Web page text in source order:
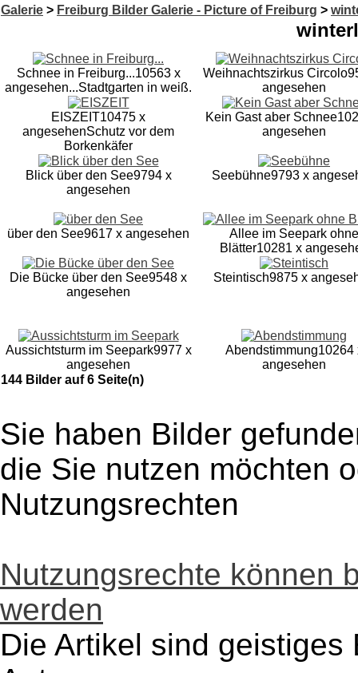
Galerie > Freiburg Bilder Galerie - Picture of Freiburg >
Schnee in Freiburg...10563 x
angesehen...Stadtgarten in weiß.
Weihnachtszirkus Circolo
angesehen
EISZEIT10475 x
angesehenSchutz vor dem
Borkenkäfer
Kein Gast aber Schnee
angesehen
Blick über den See9794 x
angesehen
Seebühne9793 x
über den See9617 x angesehen
Allee im Seepark ohne
Blätter10281 x
Die Bücke über den See9548 x
angesehen
Steintisch9875 x
Aussichtsturm im Seepark9977 x
angesehen
Abendstimmung10264
angesehen
144 Bilder auf 6 Seite(n)
Sie haben Bilder
die Sie nutzen möchten
Nutzungsrechten
Nutzungsrechte können
werden
Die Artikel sind